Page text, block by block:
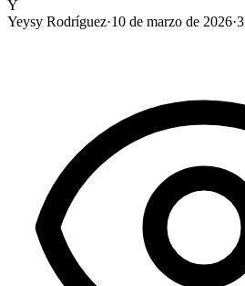
Y
Yeysy Rodríguez·10 de marzo de 2026·3